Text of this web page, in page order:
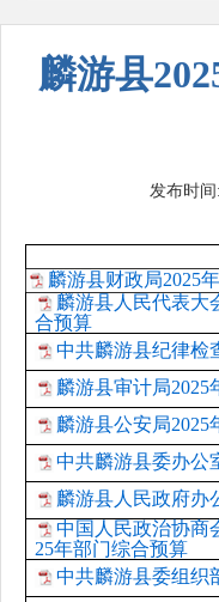
麟游县
发布时
麟游县财政局2025
麟游县人民代表大
合预算
中共麟游县纪律检
麟游县审计局2025
麟游县公安局2025
中共麟游县委办公
麟游县人民政府办
中国人民政治协商
25年部门综合预算
中共麟游县委组织